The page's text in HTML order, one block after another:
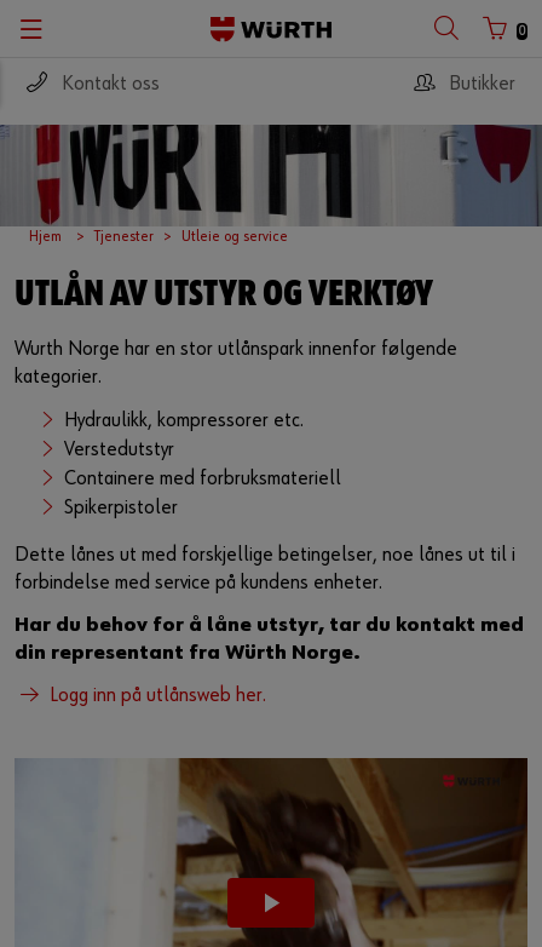
0
Kontakt oss Butikker
Hjem Tjenester Utleie og service
UTLÅN AV UTSTYR OG VERKTØY
Wurth Norge har en stor utlånspark innenfor følgende
kategorier.
Hydraulikk, kompressorer etc.
Verstedutstyr
Containere med forbruksmateriell
Spikerpistoler
Dette lånes ut med forskjellige betingelser, noe lånes ut til i
forbindelse med service på kundens enheter.
Har du behov for å låne utstyr, tar du kontakt med
din representant fra Würth Norge.
Logg inn på utlånsweb her.